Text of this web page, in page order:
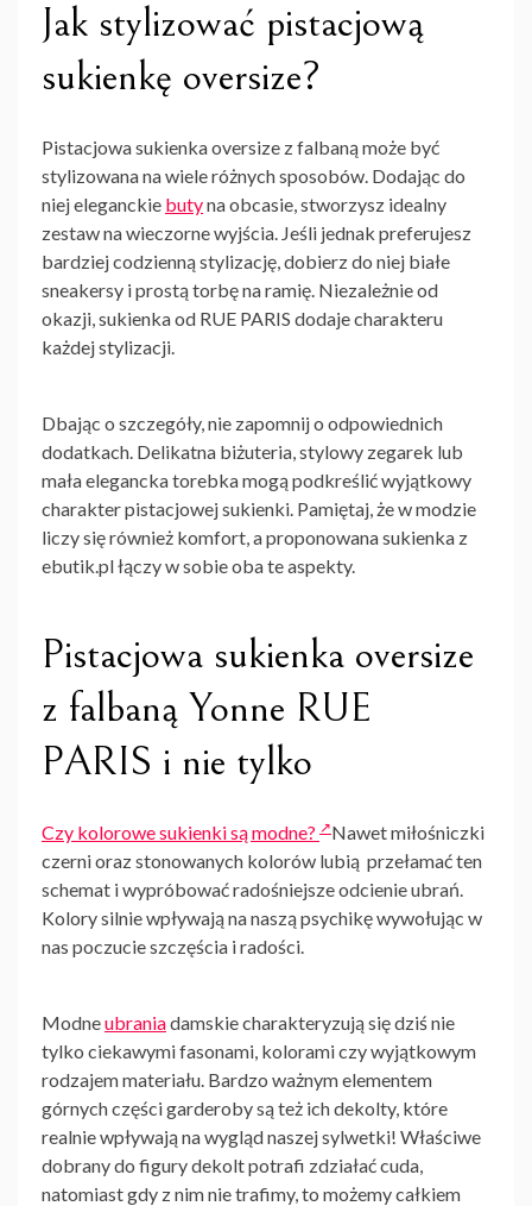
Jak stylizować pistacjową
sukienkę oversize?
Pistacjowa sukienka oversize z falbaną może być
stylizowana na wiele różnych sposobów. Dodając do
niej eleganckie butyna obcasie, stworzysz idealny
zestaw na wieczorne wyjścia. Jeśli jednak preferujesz
bardziej codzienną stylizację, dobierz do niej białe
sneakersy i prostą torbę na ramię. Niezależnie od
okazji, sukienka od RUE PARIS dodaje charakteru
każdej stylizacji.
Dbając o szczegóły, nie zapomnij o odpowiednich
dodatkach. Delikatna biżuteria, stylowy zegarek lub
mała elegancka torebka mogą podkreślić wyjątkowy
charakter pistacjowej sukienki. Pamiętaj, że w modzie
liczy się również komfort, a proponowana sukienka z
ebutik.pl łączy w sobie oba te aspekty.
Pistacjowa sukienka oversize
z falbaną Yonne RUE
PARIS i nie tylko
Czy kolorowe sukienki są modne?
Nawet miłośniczki
czerni oraz stonowanych kolorów lubią przełamać ten
schemat i wypróbować radośniejsze odcienie ubrań.
Kolory silnie wpływają na naszą psychikę wywołując w
nas poczucie szczęścia i radości.
Modneubraniadamskie charakteryzują się dziś nie
tylko ciekawymi fasonami, kolorami czy wyjątkowym
rodzajem materiału. Bardzo ważnym elementem
górnych części garderoby są też ich dekolty, które
realnie wpływają na wygląd naszej sylwetki! Właściwe
dobrany do figury dekolt potrafi zdziałać cuda,
natomiast gdy z nim nie trafimy, to możemy całkiem